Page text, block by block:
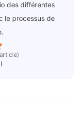
des différentes
le processus de